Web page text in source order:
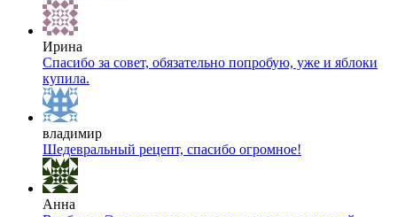
Ирина
Спасибо за совет, обязательно попробую, уже и яблоки
купила.
владимир
Шедевральный рецепт, спасибо огромное!
Анна